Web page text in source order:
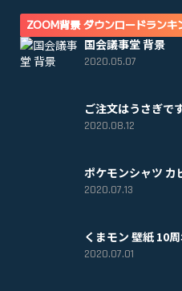
ZOOM背景 ダウンロードランキ
国会議事堂 背景
2020.05.07
ご注文はうさぎで
2020.08.12
ポケモンシャツ カ
2020.07.13
くまモン 壁紙 10
2020.07.01